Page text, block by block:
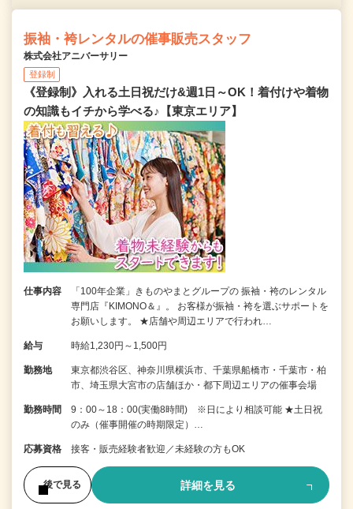
振袖・袴レンタルの催事販売スタッフ
株式会社アニバーサリー
登録制
《登録制》入れる土日祝だけ&週1日～OK！着付けや着物
の知識もイチから学べる♪【東京エリア】
仕事内容
「100年企業」きものやまとグループの 振袖・袴のレンタル
専門店『KIMONO＆』。 お客様が振袖・袴を選ぶサポートを
お願いします。 ★店舗や周辺エリアで行われ…
給与 時給1,230円～1,500円
勤務地
東京都渋谷区、神奈川県横浜市、千葉県船橋市・千葉市・柏
市、埼玉県大宮市の店舗ほか・都下周辺エリアの催事会場
勤務時間
9：00～18：00(実働8時間) ※日により相談可能 ★土日祝
のみ（催事開催の時期限定）…
応募資格 接客・販売経験者歓迎／未経験の方もOK
後で見る 詳細を見る